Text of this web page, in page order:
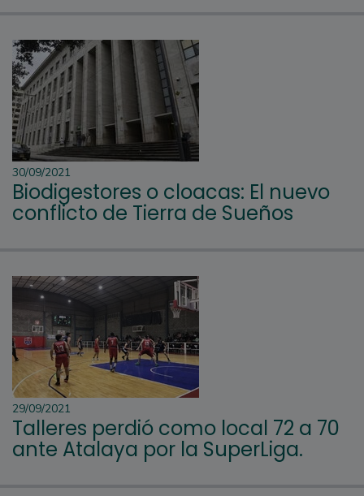
30/09/2021
Biodigestores o cloacas: El nuevo
conflicto de Tierra de Sueños
29/09/2021
Talleres perdió como local 72 a 70
ante Atalaya por la SuperLiga.